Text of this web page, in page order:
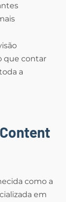
que contar
a
como a
em